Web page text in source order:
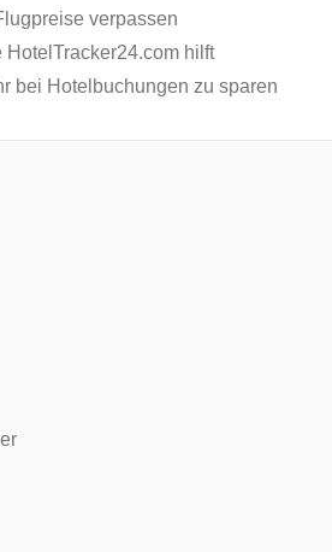
verpassen
hilft
bei Hotelbuchungen zu sparen